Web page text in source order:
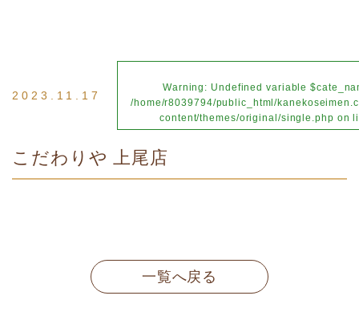
2023.11.17
Warning : Undefined variable
/home/r8039794/public_html/
content/themes/original/single.php on
こだわりや 上尾店
一覧へ戻る